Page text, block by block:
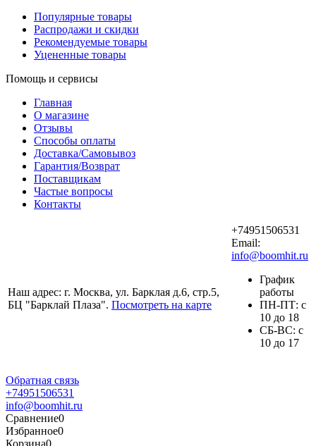
Популярные товары
Распродажи и скидки
Рекомендуемые товары
Уцененные товары
Помощь и сервисы
Главная
О магазине
Отзывы
Способы оплаты
Доставка/Самовывоз
Гарантия/Возврат
Поставщикам
Частые вопросы
Контакты
Наш адрес: г. Москва, ул. Барклая д.6, стр.5,
БЦ "Барклай Плаза". Посмотреть на карте
+74951506531
Email:
info@boomhit.ru
График
работы
ПH-ПТ: с
10 до 18
СБ-ВС: с
10 до 17
Обратная связь
+74951506531
info@boomhit.ru
Сравнение0
Избранное0